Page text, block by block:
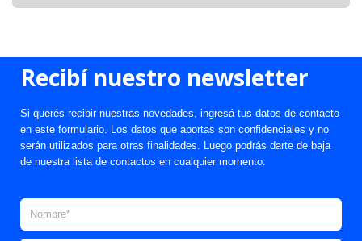
Recibí nuestro newsletter
Si querés recibir nuestras novedades, ingresá tus datos de contacto
en este formulario. Los datos que aportas son confidenciales y no
serán utilizados para otras finalidades. Luego podrás darte de baja
de nuestra lista de contactos en cualquier momento.